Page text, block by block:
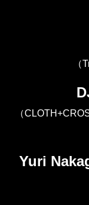
（
（
Yuri